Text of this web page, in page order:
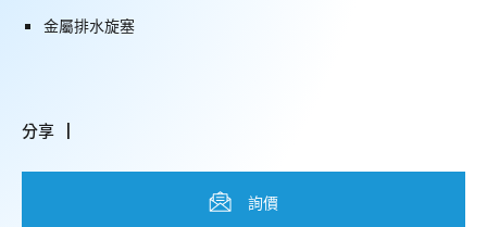
金屬排水旋塞
分享
詢價